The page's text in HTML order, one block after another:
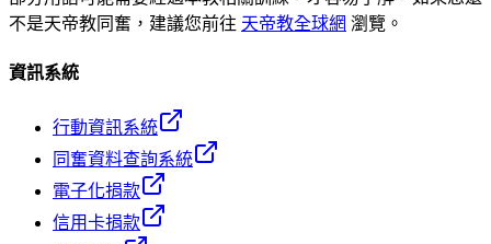
不是天帝教同奮，建議您前往 天帝教全球網 瀏覽。
資訊系統
行動資訊系統
同奮資料查詢系統
電子化捐款
信用卡捐款